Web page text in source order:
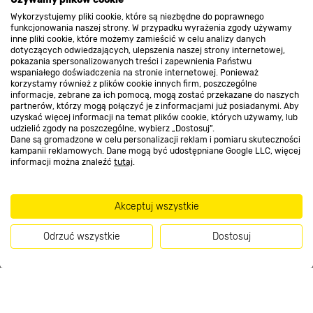
Wykorzystujemy pliki cookie, które są niezbędne do poprawnego
funkcjonowania naszej strony. W przypadku wyrażenia zgody używamy
inne pliki cookie, które możemy zamieścić w celu analizy danych
dotyczących odwiedzających, ulepszenia naszej strony internetowej,
pokazania spersonalizowanych treści i zapewnienia Państwu
wspaniałego doświadczenia na stronie internetowej. Ponieważ
korzystamy również z plików cookie innych firm, poszczególne
informacje, zebrane za ich pomocą, mogą zostać przekazane do naszych
partnerów, którzy mogą połączyć je z informacjami już posiadanymi. Aby
uzyskać więcej informacji na temat plików cookie, których używamy, lub
udzielić zgody na poszczególne, wybierz „Dostosuj”.
Dane są gromadzone w celu personalizacji reklam i pomiaru skuteczności
kampanii reklamowych. Dane mogą być udostępniane Google LLC, więcej
informacji można znaleźć tutaj.
Akceptuj wszystkie
Odrzuć wszystkie Dostosuj
WYGODNE SIEDZISKO Z TKANINY
Komfort leżenia i atrakcyjna
kolorystyka
Miękka, turkusowa tapicerka sprawia, że
jest przyjemna w dotyku i komfortowa do
siedzenia czy leżenia
. Materiały użyte w
konstrukcji – stal i tkanina – łączą wytrzymałość z
Kontakt do sklepu
Strefa biznesu
Dołącz do nas
Metody płatności